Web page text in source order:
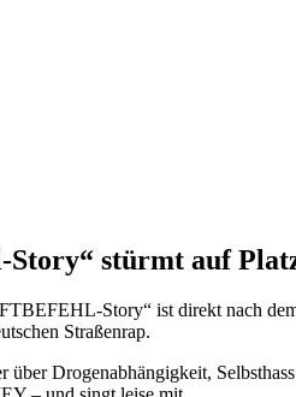
Story“ stürmt auf
Story“ ist direkt nach
Straßenrap.
über Drogenabhängigkeit,